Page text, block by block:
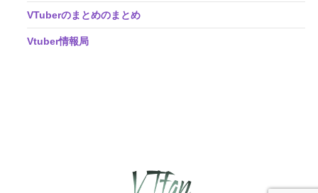
VTuberのまとめのまとめ
Vtuber情報局